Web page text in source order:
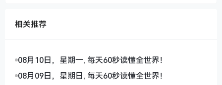
相关推荐
08月10日，星期一, 每天60秒读懂全世界！
08月09日，星期日, 每天60秒读懂全世界！